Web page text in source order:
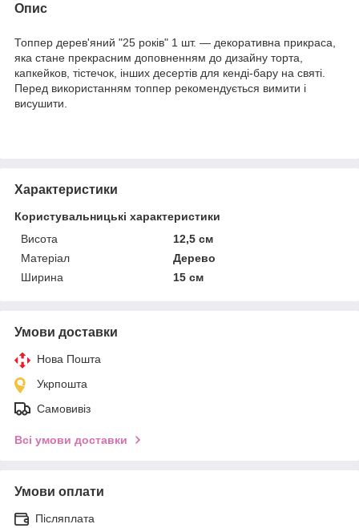
Опис
Топпер дерев'яний "25 років" 1 шт. — декоративна прикраса,
яка стане прекрасним доповненням до дизайну торта,
капкейков, тістечок, інших десертів для кенді-бару на святі.
Перед використанням топпер рекомендується вимити і
висушити.
Характеристики
Користувальницькі характеристики
Висота
12,5 см
Матеріал
Дерево
Ширина
15 см
Умови доставки
Нова Пошта
Укрпошта
Самовивіз
Всі умови доставки
Умови оплати
Післяплата